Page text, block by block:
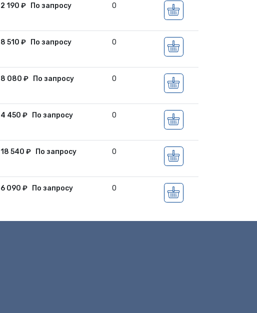
2 190 ₽ По запросу 0
8 510 ₽ По запросу 0
8 080 ₽ По запросу 0
4 450 ₽ По запросу 0
18 540 ₽ По запросу 0
6 090 ₽ По запросу 0